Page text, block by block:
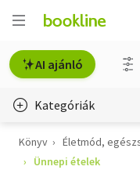
AI ajánló
Kategóriák
Életmód, egészség
Könyv Életmód,
Ünnepi ételek